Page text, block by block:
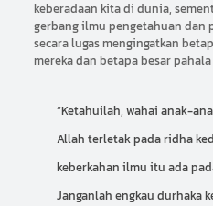
keberadaan kita di dunia,
gerbang ilmu pengetahuan dan
secara lugas mengingatkan
mereka dan betapa besar
“Ketahuilah, wahai anak-
Allah terletak pada ridha
keberkahan ilmu itu ada
Janganlah engkau durhaka